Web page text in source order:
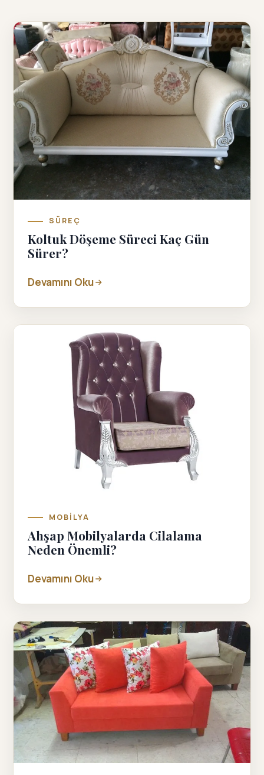
SÜREÇ
Koltuk Döşeme Süreci Kaç Gün
Sürer?
Devamını Oku
MOBILYA
Ahşap Mobilyalarda Cilalama
Neden Önemli?
Devamını Oku